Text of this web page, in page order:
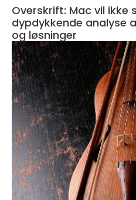
Overskrift: Mac vil ikke
dypdykkende analyse
og løsninger